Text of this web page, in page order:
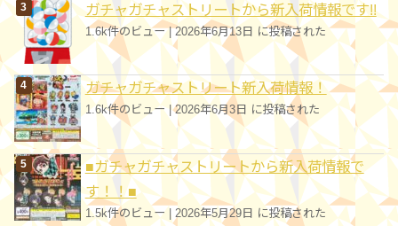
ガチャガチャストリートから新入荷情報です!!
1.6k件のビュー|2026年6月13日 に投稿された
ガチャガチャストリート新入荷情報！
1.6k件のビュー|2026年6月3日 に投稿された
■ガチャガチャストリートから新入荷情報で
す！！■
1.5k件のビュー| 2026年5月29日 に投稿された